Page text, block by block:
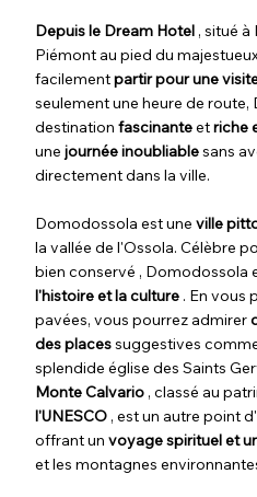
Depuis le Dream Hotel , situé
Piémont au pied du
facilementpartir pour une
seulement une heure de
destinationfascinanteetriche
unejournée inoubliablesans
directement dans la ville.
Domodossola est uneville
la vallée de l'Ossola. Célèbre
bien conservé , Domodossola
l'histoire et la culture . En vous
pavées, vous pourrez admirer
des placessuggestives
splendide église des Saints
Monte Calvario , classé au
l'UNESCO , est un autre point
offrant unvoyage spirituel et
et les montagnes